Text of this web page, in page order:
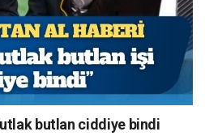
butlan ciddiye bindi